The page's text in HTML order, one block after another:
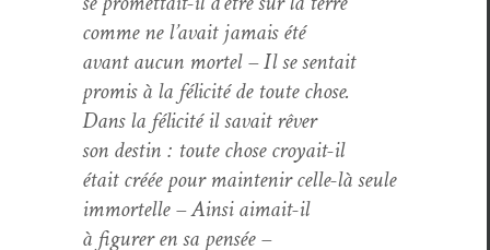
comme ne l’avait jamais été
avant aucun mor­tel – Il se sentait
promis à la félic­ité de toute chose.
Dans la félic­ité il savait rêver
son des­tin : toute chose croyait-il
était créée pour main­tenir celle-là seule
immortelle – Ain­si aimait-il
à fig­ur­er en sa pensée –